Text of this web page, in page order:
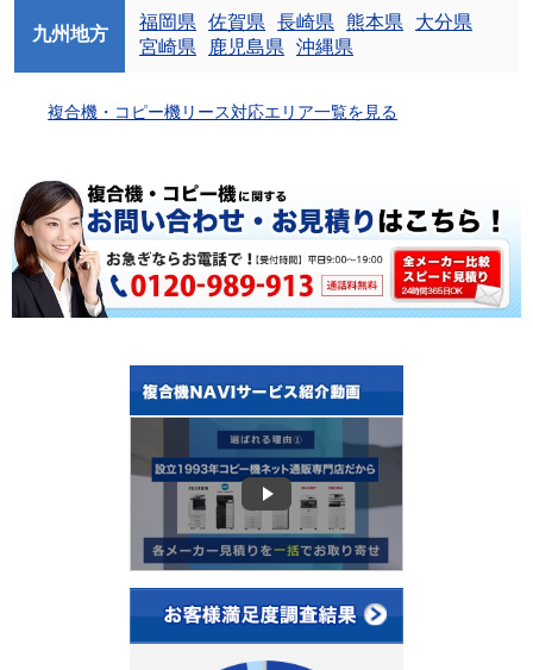
九州地方
福岡県 佐賀県 長崎県 熊本県
大分県
宮崎県
鹿児島県 沖縄県
複合機・コピー機リース対応エリア一覧を見る